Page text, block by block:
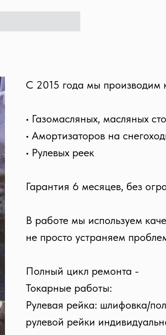
С 2015 года мы производим
• Газомасляных, масляных
• Амортизаторов на
• Рулевых реек
Гарантия 6 месяцев, без
В работе мы используем
не просто устраняем
Полный цикл ремонта -
Токарные работы:
Рулевая рейка: шлифовка/
рулевой рейки